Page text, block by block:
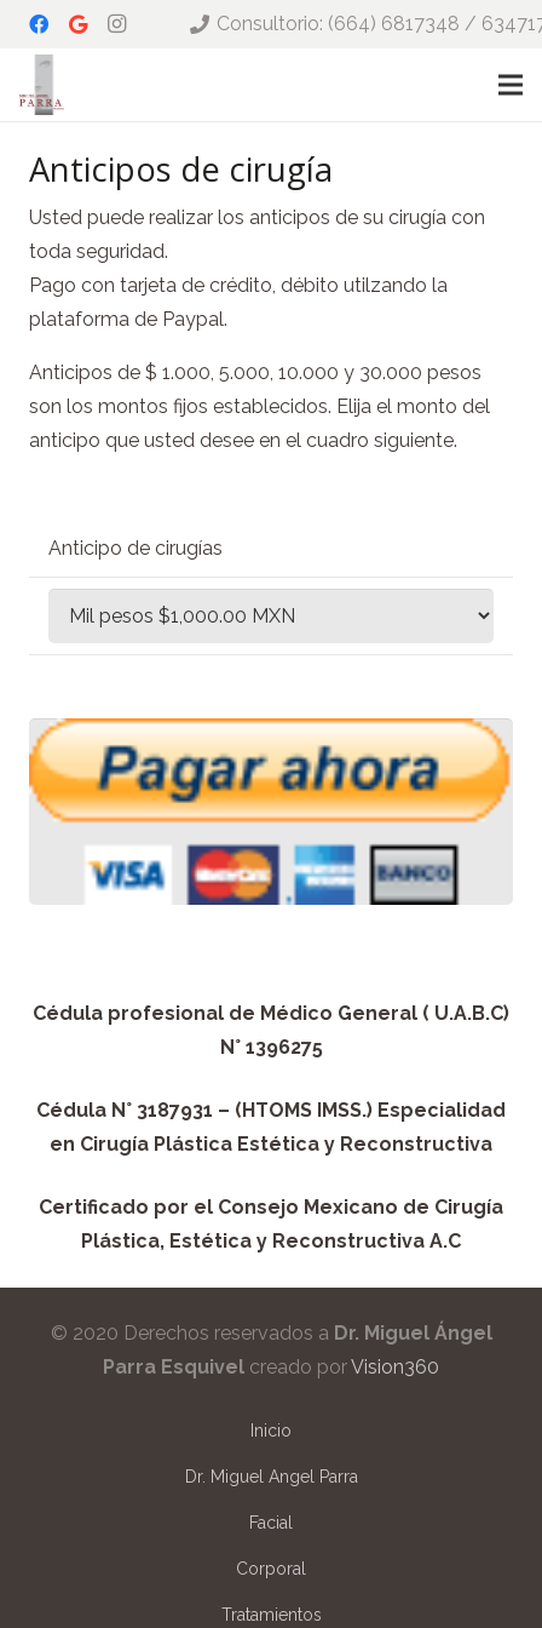
Consultorio: (664) 6817348 /
Anticipos de cirugía
Usted puede realizar los anticipos de su cirugía con
toda seguridad.
Pago con tarjeta de crédito, débito utilzando la
plataforma de Paypal.
Anticipos de $ 1.000, 5.000, 10.000 y 30.000 pesos
son los montos fijos establecidos. Elija el monto del
anticipo que usted desee en el cuadro siguiente.
Anticipo de cirugías
Cédula profesional de Médico General ( U.A.B.C)
N° 1396275
Cédula N° 3187931 – (HTOMS IMSS.) Especialidad
en Cirugía Plástica Estética y Reconstructiva
Certificado por el Consejo Mexicano de Cirugía
Plástica, Estética y Reconstructiva A.C
© 2020 Derechos reservados a Dr. Miguel Ángel
Parra Esquivel creado porVision360
Inicio
Dr. Miguel Angel Parra
Facial
Corporal
Tratamientos